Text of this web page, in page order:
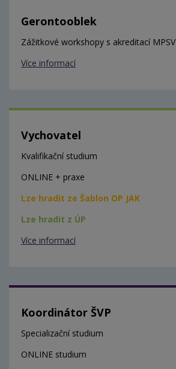
Gerontooblek
Zážitkové workshopy s akreditací MPSV
Více informací
Vychovatel
Kvalifikační studium
ONLINE + praxe
Lze hradit ze Šablon OP JAK
Lze hradit z ÚP
Více informací
Koordinátor ŠVP
Specializační studium
ONLINE studium